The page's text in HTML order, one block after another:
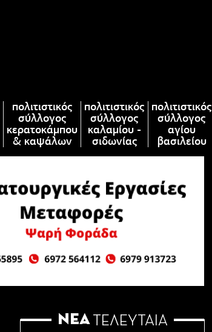
πολιτιστικός
σύλλογος
κερατοκάμπου
& καψάλων
πολιτιστικός
σύλλογος
καλαμίου -
σιδωνίας
πολιτιστικός
σύλλογος
αγίου
βασιλείου
ΝΕΑ ΤΕΛΕΥΤΑΙΑ